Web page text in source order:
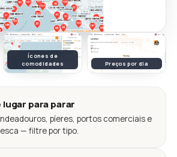
Ícones de
comodidades
Preços por dia
lugar para parar
píeres, portos comerciais e
— filtre por tipo.